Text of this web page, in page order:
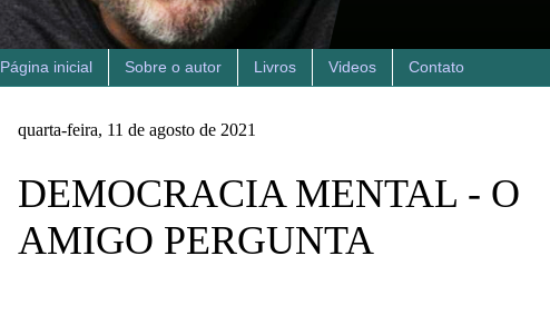
Página inicial Sobre o autor Livros Videos Contato
quarta-feira, 11 de agosto de 2021
DEMOCRACIA MENTAL - O
AMIGO PERGUNTA